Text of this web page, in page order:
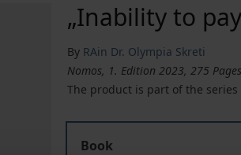
„Inability to
By RAin Dr. Olympia Skreti
Nomos, 1. Edition 2023, 275 Pages
The product is part of the series
Book